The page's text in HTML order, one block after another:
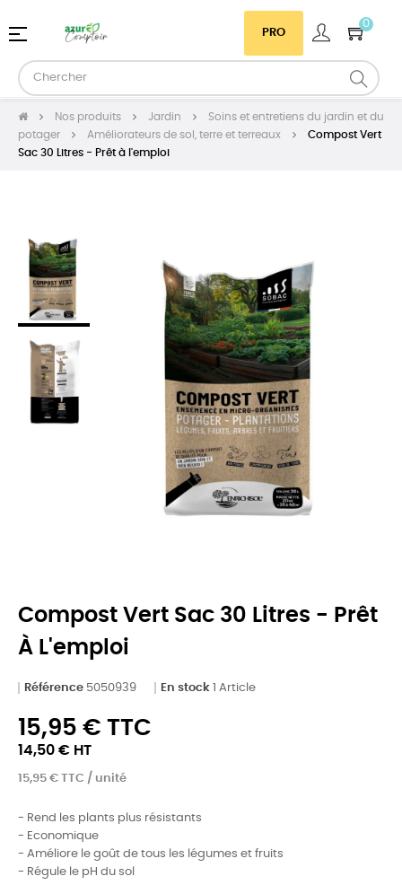
PRO
0
Basculer
navigation
☰
Nos produits Jardin
Soins et entretiens du jardin et du
potager
Améliorateurs de sol, terre et terreaux
Compost Vert
Sac 30 Litres - Prêt à l'emploi
Compost Vert Sac 30 Litres - Prêt
À L'emploi
Référence 5050939 En stock 1 Article
15,95 € TTC
14,50 € HT
15,95 € TTC / unité
- Rend les plants plus résistants
- Economique
- Améliore le goût de tous les légumes et fruits
- Régule le pH du sol